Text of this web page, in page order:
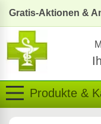
Gratis-Aktionen &
Produkte &